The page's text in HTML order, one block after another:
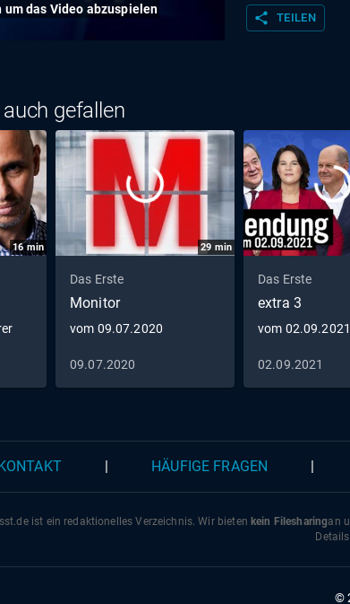
um das Video abzuspielen
share TEILEN
gefallen
16 min 29 min
Das Erste
Monitor
vom 09.07.2020
09.07.2020
Das Erste
extra 3
vom
02.09.2021
KONTAKT HÄUFIGE FRAGEN
deist ein redaktionelles Verzeichnis. Wir bieten kein Filesharingan
©